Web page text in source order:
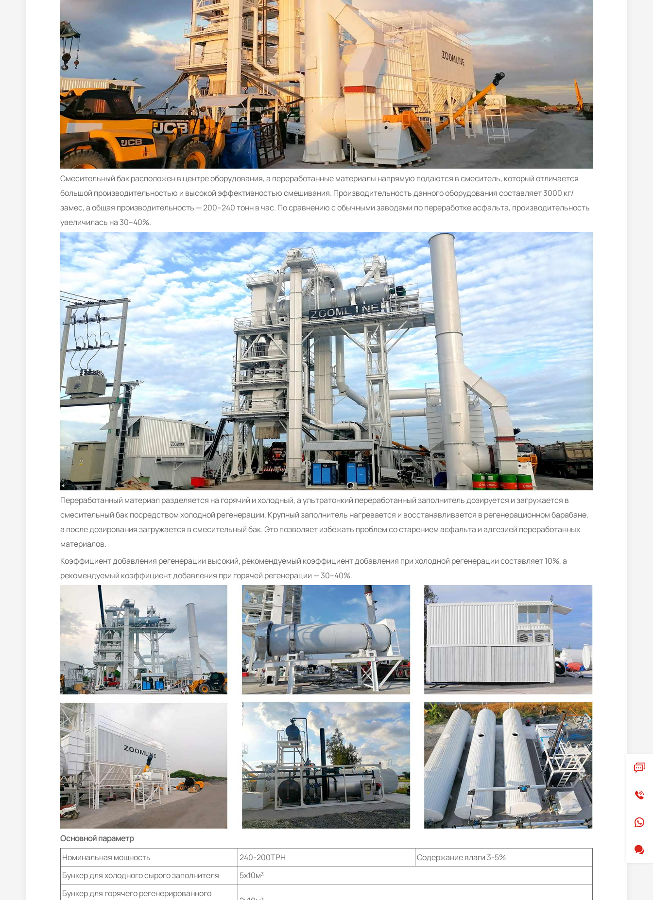
Смесительный бак расположен в центре оборудования, а переработанные материалы напрямую подаются в смеситель, который отличается
большой производительностью и высокой эффективностью смешивания. Производительность данного оборудования составляет 3000 кг/
замес, а общая производительность — 200–240 тонн в час. По сравнению с обычными заводами по переработке асфальта, производительность
увеличилась на 30–40%.
Переработанный материал разделяется на горячий и холодный, а ультратонкий переработанный заполнитель дозируется и загружается в
смесительный бак посредством холодной регенерации. Крупный заполнитель нагревается и восстанавливается в регенерационном барабане,
а после дозирования загружается в смесительный бак. Это позволяет избежать проблем со старением асфальта и адгезией переработанных
материалов.
Коэффициент добавления регенерации высокий, рекомендуемый коэффициент добавления при холодной регенерации составляет 10%, а
рекомендуемый коэффициент добавления при горячей регенерации — 30–40%.
Основной параметр
Номинальная мощность
240-200TPH
Содержание влаги 3-5%
Бункер для холодного сырого заполнителя
5x10м³
Бункер для горячего регенерированного